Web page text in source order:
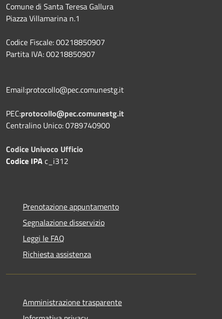
Comune di Santa Teresa Gallura
Piazza Villamarina n.1
Codice Fiscale: 00218850907
Partita IVA: 00218850907
Email:protocollo@pec.comunestg.it
PEC:protocollo@pec.comunestg.it
Centralino Unico: 0789740900
Codice Univoco Ufficio
Codice IPAc_i312
Prenotazione appuntamento
Segnalazione disservizio
Leggi le FAQ
Richiesta assistenza
Amministrazione trasparente